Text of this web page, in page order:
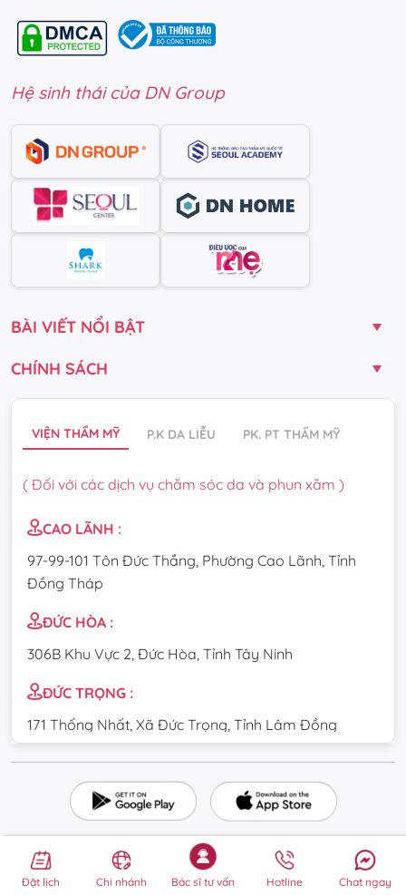
Hệ sinh thái của DN Group
BÀI VIẾT NỔI BẬT
CHÍNH SÁCH
VIỆN THẨM MỸ P.K DA LIỄU PK. PT THẨM MỸ
( Đối với các dịch vụ chăm sóc da và phun xăm )
CAO LÃNH :
97-99-101 Tôn Đức Thắng, Phường Cao Lãnh, Tỉnh
Đồng Tháp
ĐỨC HÒA :
306B Khu Vực 2, Đức Hòa, Tỉnh Tây Ninh
ĐỨC TRỌNG :
171 Thống Nhất, Xã Đức Trọng, Tỉnh Lâm Đồng
CẦU GIẤY :
84 Dịch Vọng Hậu, Phường Cầu Giấy, Thành phố Hà
TÂN UYÊN :
DT747 Uyên Hưng, Phường Tân Uyên, Thành phố Hồ
Đặt lịch Chi nhánh Bác sĩ tư vấn Hotline Chat ngay